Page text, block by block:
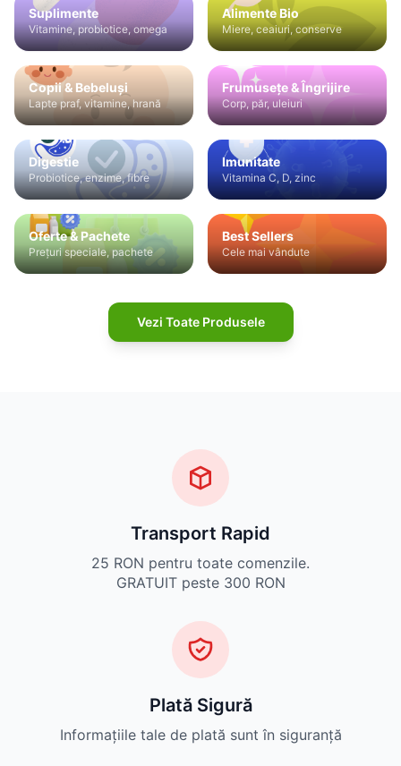
Suplimente
Vitamine, probiotice, omega
Alimente Bio
Miere, ceaiuri, conserve
Copii & Bebeluși
Lapte praf, vitamine, hrană
Frumusețe & Îngrijire
Corp, păr, uleiuri
Digestie
Probiotice, enzime, fibre
Imunitate
Vitamina C, D, zinc
Oferte & Pachete
Prețuri speciale, pachete
Best Sellers
Cele mai vândute
Vezi Toate Produsele
Transport Rapid
25 RON pentru toate comenzile.
GRATUIT peste 300 RON
Plată Sigură
Informațiile tale de plată sunt în siguranță